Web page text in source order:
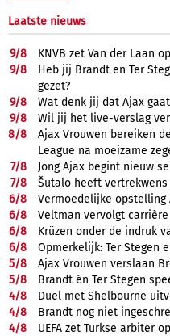
Laatste nieuws
9/8
KNVB zet Van der Laan
9/8
Heb jij Brandt en Ter
gezet?
9/8
Wat denk jij dat Ajax
9/8
Wil jij het live-verslag
8/8
Ajax Vrouwen bereiken
League na moeizame
7/8
Jong Ajax begint nieuw
7/8
Šutalo heeft
6/8
Vermoedelijke opstelling
6/8
Veltman vervolgt
6/8
Krüzen onder de indruk
6/8
Opmerkelijk: Ter Stegen
5/8
Ajax Vrouwen verslaan
5/8
Brandt én Ter Stegen
4/8
Duel met Shelbourne
4/8
Brandt nog niet
4/8
UEFA zet Turkse arbiter